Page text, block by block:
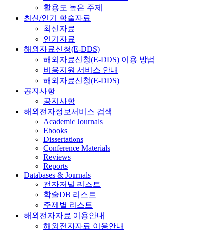
활용도 높은 주제
최신/인기 학술자료
최신자료
인기자료
해외자료신청(E-DDS)
해외자료신청(E-DDS) 이용 방법
비용지원 서비스 안내
해외자료신청(E-DDS)
공지사항
공지사항
해외전자정보서비스 검색
Academic Journals
Ebooks
Dissertations
Conference Materials
Reviews
Reports
Databases & Journals
전자저널 리스트
학술DB 리스트
주제별 리스트
해외전자자료 이용안내
해외전자자료 이용안내